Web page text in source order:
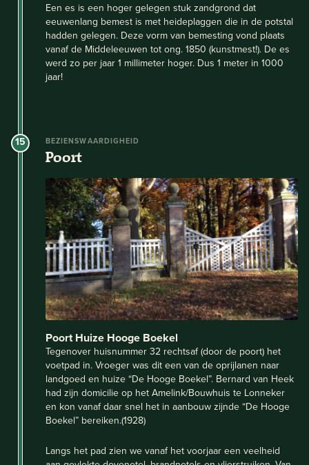
Een es is een hoger gelegen stuk zandgrond dat
eeuwenlang bemest is met heideplaggen die in de potstal
hadden gelegen. Deze vorm van bemesting vond plaats
vanaf de Middeleeuwen tot ong. 1850 (kunstmest!). De es
werd zo per jaar 1 millimeter hoger. Dus 1 meter in 1000
jaar!
15 BEZIENSWAARDIGHEID
Poort
Poort Huize Hooge Boekel
Tegenover huisnummer 32 rechtsaf (door de poort) het
voetpad in. Vroeger was dit een van de oprijlanen naar
landgoed en huize “De Hooge Boekel”. Bernard van Heek
had zijn domicilie op het Amelink/Bouwhuis te Lonneker
en kon vanaf daar snel het in aanbouw zijnde “De Hooge
Boekel” bereiken.(1928)
Langs het pad zien we vanaf het voorjaar een veelheid